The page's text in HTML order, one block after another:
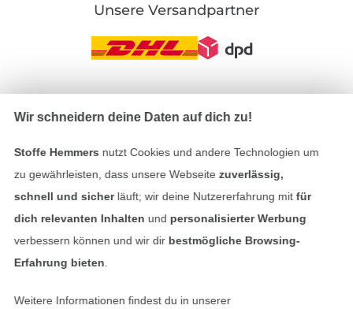
Unsere Versandpartner
Impressum
Datenschutz
Kontakt
In den deutschen Shop wechseln (aktuell
Wir schneidern deine Daten auf dich zu!
Stoffe Hemmers nutzt Cookies und andere Technologien um
zu gewährleisten, dass unsere Webseite zuverlässig,
schnell und sicherläuft; wir deine Nutzererfahrung mitfür
dich relevanten Inhalten und personalisierter Werbung
verbessern können und wir dir bestmögliche Browsing-
Erfahrung bieten
Weitere Informationen findest du in unserer